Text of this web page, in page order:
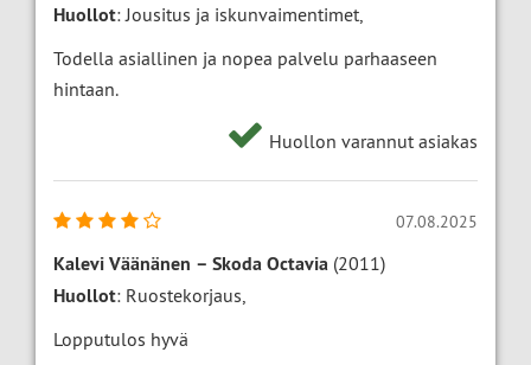
Huollot: Jousitus ja iskunvaimentimet,
Todella asiallinen ja nopea palvelu parhaaseen
hintaan.
Huollon varannut asiakas
07.08.2025
Kalevi Väänänen – Skoda Octavia (2011)
Huollot: Ruostekorjaus,
Lopputulos hyvä